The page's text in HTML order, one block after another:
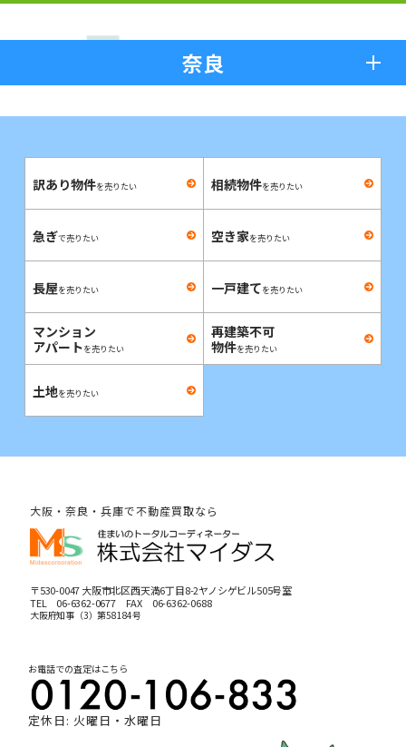
奈良
訳あり物件を売りたい 相続物件を売りたい
急ぎで売りたい 空き家を売りたい
長屋を売りたい 一戸建てを売りたい
マンション
アパートを売りたい
再建築不可
物件を売りたい
土地を売りたい
大阪・奈良・兵庫で不動産買取なら
〒530-0047 大阪市北区西天満6丁目8-2ヤノシゲビル505号室
TEL 06-6362-0677FAX 06-6362-0688
大阪府知事（3）第58184号
お電話での査定はこちら
定休日: 火曜日・水曜日